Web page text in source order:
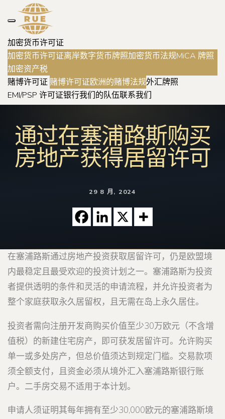
加密货币许可证
加密货币许可证离岸数字货币牌照加密货币法规MiCA 牌照
加密资产税
赌博许可证 赌博许可证欧洲的赌博法规外汇牌照
EMI/PSP 许可证银行我们的队伍联系我们
通过在塞浦路斯购买
房地产获得居留许可
29 8 月, 2024
在塞浦路斯通过房地产投资获取居留许可，仍是欧盟境
内最稳定且最受欢迎的投资计划之一。塞浦路斯为投资
者提供透明的条件和灵活的申请流程，并允许投资者为
整个家庭获取永久居留权，且无需在岛上永久居住。
投资者需向注册开发商购买价值至少30万欧元（不含增
值税）的新建住宅房产，即可获发居留许可。允许购买
单一或多处房产，但总价值须达到规定门槛。交易款项
须全额支付，且资金必须从境外汇入塞浦路斯银行账
户。二手房交易不适用于本计划。
申请人须证明其每年拥有至少30,000欧元的塞浦路斯境